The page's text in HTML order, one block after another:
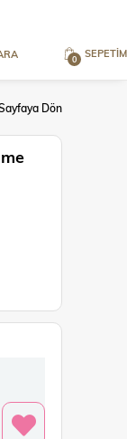
SEPETIM
0
Dön